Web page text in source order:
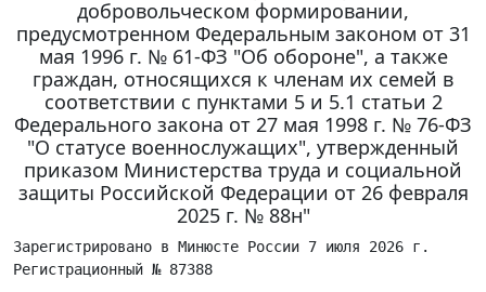
добровольческом формировании,
предусмотренном Федеральным законом от 31
мая 1996 г. № 61-ФЗ "Об обороне", а также
граждан, относящихся к членам их семей в
соответствии с пунктами 5 и 5.1 статьи 2
Федерального закона от 27 мая 1998 г. № 76-ФЗ
"О статусе военнослужащих", утвержденный
приказом Министерства труда и социальной
защиты Российской Федерации от 26 февраля
2025 г. № 88н"
Зарегистрировано в Минюсте России 7 июля 2026 г.
Регистрационный № 87388

     В соответствии с частью 2 статьи 16 Федерального закона от 12
декабря 2023 г. № 565-ФЗ "О занятости населения в Российской Федерации" и
подпунктом 5.2.54 пункта 5 Положения о Министерстве труда и социальной
защиты Российской Федерации, утвержденного постановлением Правительства
Российской Федерации от 19 июня 2012 г. № 610, приказываю:
     1. Внести изменения в Стандарт деятельности по осуществлению
полномочия в сфере занятости населения по содействию приоритетному
трудоустройству граждан, которые завершили прохождение военной службы по
мобилизации или военной службы по контракту, заключенному в соответствии
с пунктом 7 статьи 38 Федерального закона от 28 марта 1998 г. № 53-ФЗ "О
воинской обязанности и военной службе", либо у которых прекратилось
действие заключенного ими контракта о пребывании в добровольческом
формировании, предусмотренном Федеральным законом от 31 мая 1996 г.
№ 61-ФЗ "Об обороне", а также граждан, относящихся к членам их семей в
соответствии с пунктами 5 и 5.1 статьи 2 Федерального закона от 27 мая
1998 г. № 76-ФЗ "О статусе военнослужащих", утвержденный приказом
Министерства труда и социальной защиты Российской Федерации от 26 февраля
2025 г. № 88н (зарегистрирован Министерством юстиции Российской Федерации
3 марта 2025 г., регистрационный № 81438), согласно приложению к
настоящему приказу.
     2. Установить, что настоящий приказ вступает в силу с 1 января
2027 г.

Врио Министра                                                 А.Н. Пудов



                                                               Приложение
                                             к приказу Министерства труда
                                                      и социальной защиты
                                                     Российской Федерации
                                                 от 4 июня 2026 г. № 240н

                               Изменения,
 которые вносятся в Стандарт деятельности по осуществлению полномочия в
  сфере занятости населения по содействию приоритетному трудоустройству
граждан, которые завершили прохождение военной службы по мобилизации или
  военной службы по контракту, заключенному в соответствии с пунктом 7
  статьи 38 Федерального закона от 28 марта 1998 г. № 53-ФЗ "О воинской
   обязанности и военной службе", либо у которых прекратилось действие
 заключенного ими контракта о пребывании в добровольческом формировании,
    предусмотренном Федеральным законом от 31 мая 1996 г. № 61-ФЗ "Об
обороне", а также граждан, относящихся к членам их семей в соответствии с
 пунктами 5 и 5.1 статьи 2 Федерального закона от 27 мая 1998 г. № 76-ФЗ
 "О статусе военнослужащих", утвержденный приказом Министерства труда и
   социальной защиты Российской Федерации от 26 февраля 2025 г. № 88н

     1. Пункты 14 и 15 изложить в следующей редакции:
     "14. Центр занятости населения при предоставлении меры
государственной поддержки в сфере занятости населения по содействию
гражданину в поиске подходящей работы, включая оказание содействия в
составлении анкеты, осуществляет для граждан в первоочередном порядке:
     подбор и направление предложений (вариантов) работы;
     согласование с работодателем кандидатуры гражданина для проведения
переговоров о трудоустройстве по всем предложениям (вариантам) работы, а
не только по 2 выбранным предложениям (вариантам) работы;
     направление уведомления о проведении переговоров о трудоустройстве
или направления на работу по выбранным гражданином предложениям
(вариантам) работы;
     направление гражданину всех предложений (вариантов) работы,
согласованных с работодателем;
     выполнение иных процедур (действий), направленных на приоритетное
трудоустройство граждан.
     15. Центр занятости населения:
     направляет для рассмотрения работодателю на имеющуюся вакансию
кандидатуры из числа граждан, указанных в пункте 2 настоящего Стандарта,
в первую очередь;
     при подборе кандидатур на рабочее место, зарезервированное для
граждан, указанных в пункте 2 настоящего Стандарта, исключает из перечня
кандидатур граждан, не относящихся к указанной категории.".
     2. Пункт 16 признать утратившим силу.
     3. Пункт 21 дополнить предложением следующего содержания:
     "Указанная информация фиксируется на единой цифровой платформе.".
     4. В заголовке главы IV слово "Показатель" заменить словом
"Показатели".
     5. Пункт 22 изложить в следующей редакции:
     "22. Показатели исполнения настоящего Стандарта, сведения,
необходимые для расчета показателей, методика оценки (расчета)
показателей предусмотрены в приложении к настоящему Стандарту.".
     6. В пункте 23 слово "показателя" заменить словом "показателей".
     7. Приложение к Стандарту изложить в следующей редакции:

     "
                                                               Приложение
                                                 к Стандарту деятельности
                                      по осуществлению полномочия в сфере
                                        занятости населения по содействию
                                   приоритетному трудоустройству граждан,
                                    которые завершили прохождение военной
                                        службы по мобилизации или военной
                                        службы по контракту, заключенному
                                     в соответствии с пунктом 7 статьи 38
                                  Федерального закона от 28 марта 1998 г.
                                        № 53-ФЗ "О воинской обязанности и
                                          военной службе", либо у которых
                                       прекратилось действие заключенного
                                               ими контракта о пребывании
                                          в добровольческом формировании,
                                      предусмотренном Федеральным законом
                                  от 31 мая 1996 г. № 61-ФЗ "Об обороне",
                                    а также граждан, относящихся к членам
                                     их семей в соответствии с пунктами 5
                                       и 5.1 статьи 2 Федерального закона
                                     от 27 мая 1998 г. № 76-ФЗ "О статусе
                                   военнослужащих", утвержденный приказом
                                          Министерства труда и социальной
                                              защиты Российской Федерации
                                              от 26 февраля 2025 г. № 88н

                               Показатели
  исполнения Стандарта деятельности по осуществлению полномочия в сфере
занятости населения по содействию приоритетному трудоустройству граждан,
 которые завершили прохождение военной службы по мобилизации или военной
 службы по контракту, заключенному в соответствии с пунктом 7 статьи 38
Федерального закона от 28 марта 1998 г. № 53-ФЗ "О воинской обязанности и
 военной службе", либо у которых прекратилось действие заключенного ими
 контракта о пребывании в добровольческом формировании, предусмотренном
   Федеральным законом от 31 мая 1996 г. № 61-ФЗ "Об обороне", а также
граждан, относящихся к членам их семей в соответствии с пунктами 5 и 5.1
    статьи 2 Федерального закона от 27 мая 1998 г. № 76-ФЗ "О статусе
                             военнослужащих"

+----+---------------------------+-----------+---------------------+----------------------------------------+
| №  |  Наименование показателя  |  Единица  |Источники информации |       Методика оценки (расчета)        |
|п/п |                           | измерения |для расчета (оценки) |                                        |
+----+---------------------------+-----------+---------------------+----------------------------------------+
| 1. |Доля граждан, которые      |Процент    |Сведения, формируемые|1. Вычисляется общая численность        |
|    |завершили прохождение      |           |автоматически на     |граждан, снятых с учета в связи с       |
|    |военной службы по          |           |единой цифровой      |трудоустройством в отчетном периоде.    |
|    |мобилизации или военной    |           |платформе:           |2. Вычисляется общая численность        |
|    |службы по контракту,       |           |1. Снятие с учета в  |граждан, подавших заявление в отчетном  |
|    |заключенному в соответствии|           |целях поиска         |периоде.                                |
|    |с пунктом 7 статьи 38      |           |подходящей работы    |3. Вычисляется отношение численности    |
|    |Федерального закона от 28  |           |гражданина в связи с |трудоустроенных граждан к общей         |
|    |марта 1998 г. № 53-ФЗ "О   |           |трудоустройством.    |численности граждан, подавших заявление |
|    |воинской обязанности и     |           |2. Принятие заявления|в отчетном периоде, и умножается на 100.|
|    |военной службе", либо у    |           |гражданина.          |                                        |
|    |которых прекратилось       |           |                     |                                        |
|    |действие заключенного ими  |           |                     |                                        |
|    |контракта о пребывании в   |           |                     |                                        |
|    |добровольческом            |           |                     |                                        |
|    |формировании,              |           |                     |                                        |
|    |предусмотренном Федеральным|           |                     |                                        |
|    |законом от 31 мая 1996 г.  |           |                     |                                        |
|    |№ 61-ФЗ "Об обороне", а    |           |                     |                                        |
|